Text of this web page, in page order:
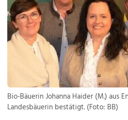
Bio-Bäuerin Johanna Haider (M.) aus
Landesbäuerin bestätigt. (Foto: BB)